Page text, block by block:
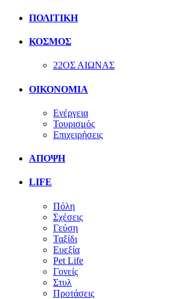
ΠΟΛΙΤΙΚΗ
ΚΟΣΜΟΣ
22ΟΣ ΑΙΩΝΑΣ
ΟΙΚΟΝΟΜΙΑ
Ενέργεια
Τουρισμός
Επιχειρήσεις
ΑΠΟΨΗ
LIFE
Πόλη
Σχέσεις
Γεύση
Ταξίδι
Ευεξία
Pet Life
Γονείς
Στυλ
Προτάσεις